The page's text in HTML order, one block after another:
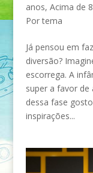
anos, Acima de
Por tema
Já pensou em
diversão?
escorrega. A
super a favor de
dessa fase
inspirações...